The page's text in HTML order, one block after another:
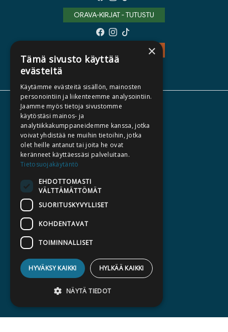
ORAVA-KIRJAT - TUTUSTU
TIETOA MEISTÄ
TEKIJÄT
KATALOGIT
AJANKOHTAISTA
HALUATKO KIRJAILIJAKSI
KIRJA TILAUSTYÖNÄ
MEDIALLE
LASKUTUSOSOITTEET
E-JA ÄÄNIKIRJAT
×
Tämä sivusto käyttää
evästeitä
Käytämme evästeitä sisällön, mainosten
personointiin ja liikenteemme analysointiin.
Jaamme myös tietoja sivustomme
käytöstäsi mainos- ja
analytiikkakumppaneidemme kanssa, jotka
voivat yhdistää ne muihin tietoihin, jotka
olet heille antanut tai joita he ovat
keränneet käyttäessäsi palveluitaan.
Tietosuojakäytäntö
EHDOTTOMASTI
VÄLTTÄMÄTTÖMÄT
SUORITUSKYVYLLISET
KOHDENTAVAT
TOIMINNALLISET
HYVÄKSY KAIKKI HYLKÄÄ KAIKKI
NÄYTÄ TIEDOT